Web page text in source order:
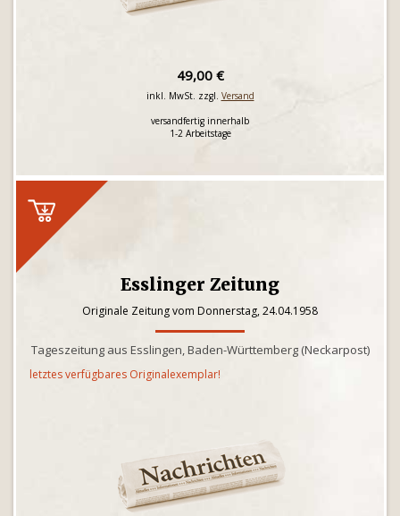
49,00 €
inkl. MwSt. zzgl. Versand
versandfertig innerhalb
1-2 Arbeitstage
Esslinger Zeitung
Originale Zeitung vom Donnerstag, 24.04.1958
Tageszeitung aus Esslingen, Baden-Württemberg (Neckarpost)
letztes verfügbares Originalexemplar!